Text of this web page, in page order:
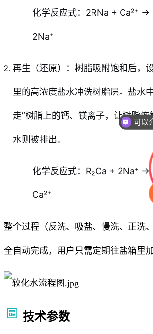
化学反应式：2RNa + Ca²⁺ →
2Na⁺
再生（还原）：树脂吸附饱和后，
里的高浓度盐水冲洗树脂层。盐水
走”树脂上的钙、镁离子，让树脂恢
水则被排出。
化学反应式：R₂Ca + 2Na⁺ →
Ca²⁺
整个过程（反洗、吸盐、慢洗、正洗
全自动完成，用户只需定期往盐箱里加
技术参数